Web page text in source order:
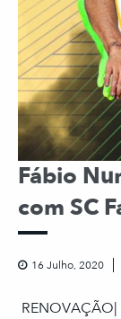
Fábio
com SC
16 Julho, 2020